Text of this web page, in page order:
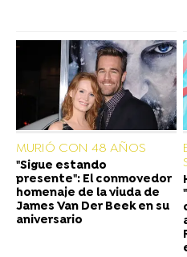
MURIÓ CON 48 AÑOS
"Sigue estando
presente": El conmovedor
homenaje de la viuda de
James Van Der Beek en su
aniversario